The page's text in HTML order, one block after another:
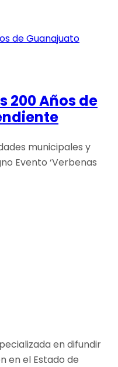
200 Años de
municipales y
Evento ‘Verbenas
en difundir
en el Estado de